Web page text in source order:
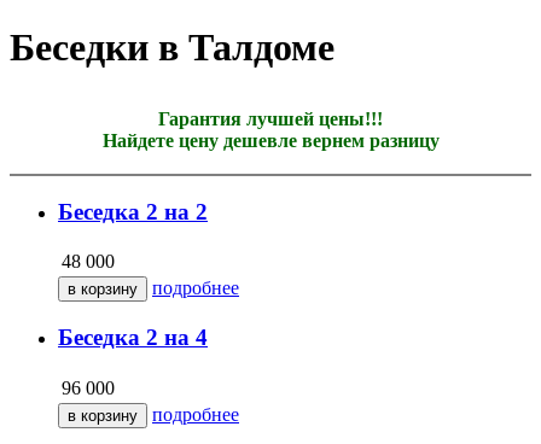
Беседки в Талдоме
Гарантия лучшей цены!!!
Найдете цену дешевле вернем разницу
Беседка 2 на 2
48 000
подробнее
Беседка 2 на 4
96 000
подробнее